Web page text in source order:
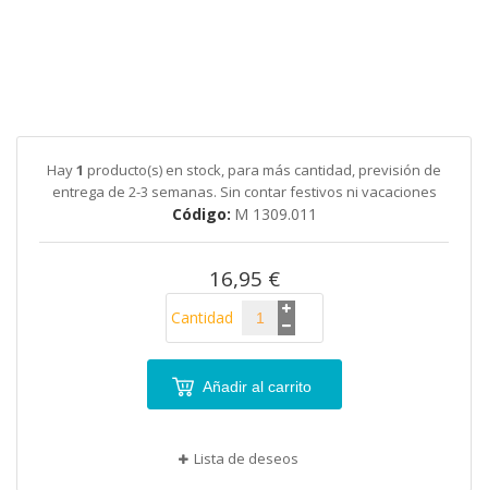
comienzo
galería
imágenes
Hay1 producto(s) en stock, para más cantidad, previsión de
entrega de 2-3 semanas. Sin contar festivos ni vacaciones
Código M 1309.011
16,95 €
Cantidad
Añadir al carrito
Lista de deseos